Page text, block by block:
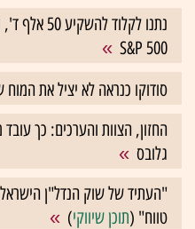
נתנו לקלוד
S&P 500
סודוקו כנראה לא יציל את
החזון, הצוות והערכים: כך
גלובס
"העתיד של שוק הנדל"ן
טווח" (תוכן שיווקי)